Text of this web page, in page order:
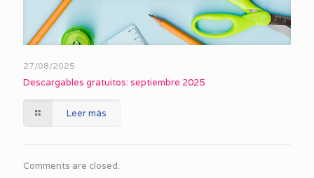
27/08/2025
Descargables gratuitos: septiembre 2025
Leer más
Comments are closed.